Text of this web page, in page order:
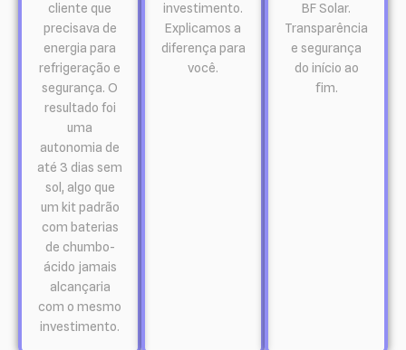
cliente que
precisava de
energia para
refrigeração e
segurança. O
resultado foi
uma
autonomia de
até 3 dias sem
sol, algo que
um kit padrão
com baterias
de chumbo-
ácido jamais
alcançaria
com o mesmo
investimento.
investimento.
Explicamos a
diferença para
você.
BF Solar.
Transparência
e segurança
do início ao
fim.